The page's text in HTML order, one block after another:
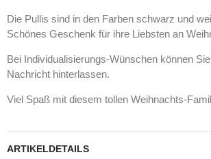
Die Pullis sind in den Farben schwarz und
Schönes Geschenk für ihre Liebsten an
Bei Individualisierungs-Wünschen können
Nachricht hinterlassen.
Viel Spaß mit diesem tollen Weihnachts-
ARTIKELDETAILS